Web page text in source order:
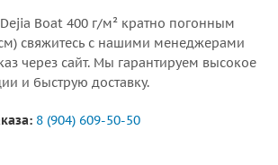
Boat 400 г/м² кратно погонным
свяжитесь с нашими менеджерами
через сайт. Мы гарантируем высокое
и быструю доставку.
8 (904) 609-50-50